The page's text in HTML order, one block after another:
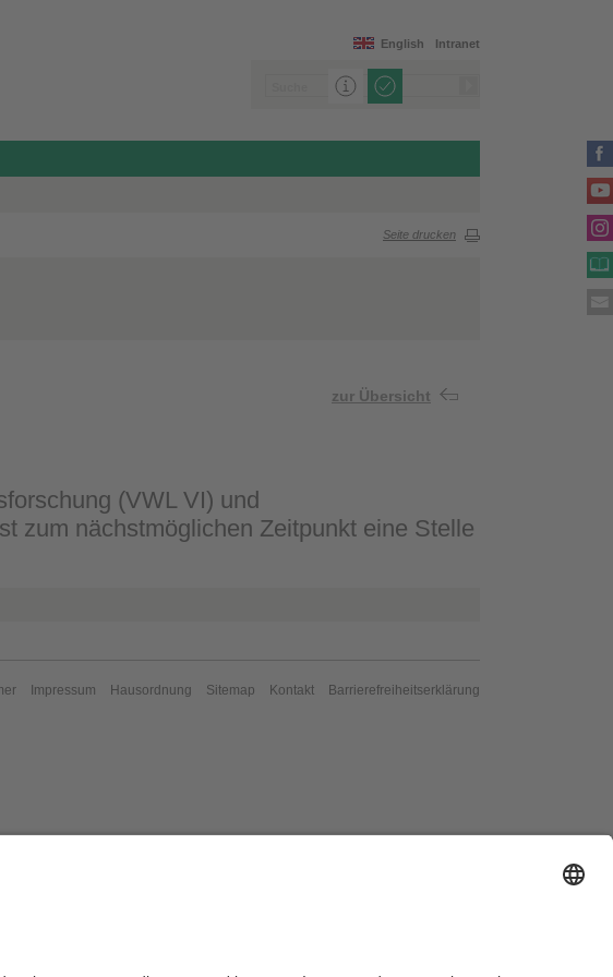
Intranet
English
Seite drucken
zur Übersicht
(VWL VI) und
zum nächstmöglichen Zeitpunkt eine Stelle
Impressum Hausordnung Sitemap Kontakt Barrierefreiheitserklärung